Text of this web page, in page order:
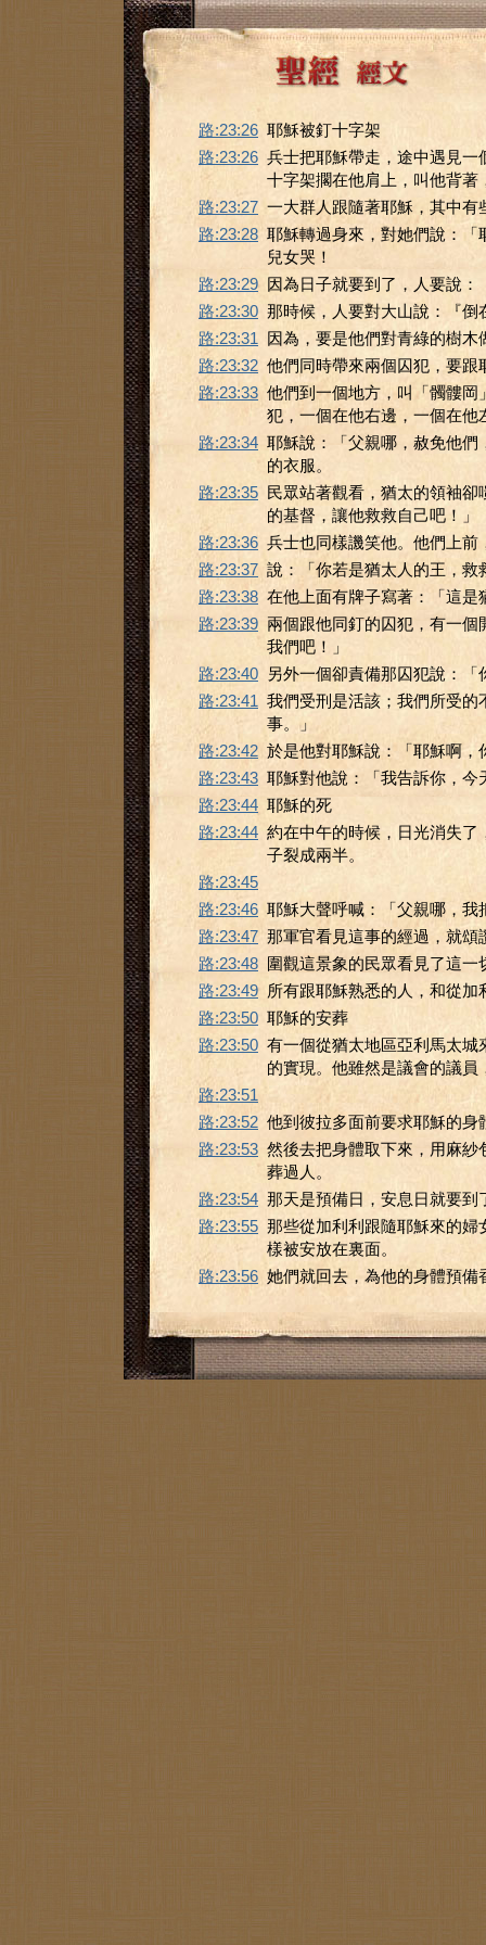
路:23:26 耶穌被釘十字架
路:23:26 兵士把耶穌帶走，途中遇見
十字架擱在他肩上，叫他背著
路:23:27 一大群人跟隨著耶穌，其中有
路:23:28 耶穌轉過身來，對她們說：
兒女哭！
路:23:29 因為日子就要到了，人要說
路:23:30 那時候，人要對大山說：『
路:23:31 因為，要是他們對青綠的樹
路:23:32 他們同時帶來兩個囚犯，要跟
路:23:33 他們到一個地方，叫「髑髏
犯，一個在他右邊，一個在他
路:23:34 耶穌說：「父親哪，赦免他
的衣服。
路:23:35 民眾站著觀看，猶太的領袖
的基督，讓他救救自己吧！」
路:23:36 兵士也同樣譏笑他。他們上前
路:23:37 說：「你若是猶太人的王，救
路:23:38 在他上面有牌子寫著：「這是
路:23:39 兩個跟他同釘的囚犯，有一
我們吧！」
路:23:40 另外一個卻責備那囚犯說：
路:23:41 我們受刑是活該；我們所受
事。」
路:23:42 於是他對耶穌說：「耶穌啊
路:23:43 耶穌對他說：「我告訴你，
路:23:44 耶穌的死
路:23:44 約在中午的時候，日光消失
子裂成兩半。
路:23:45
路:23:46 耶穌大聲呼喊：「父親哪，
路:23:47 那軍官看見這事的經過，就
路:23:48 圍觀這景象的民眾看見了這
路:23:49 所有跟耶穌熟悉的人，和從
路:23:50 耶穌的安葬
路:23:50 有一個從猶太地區亞利馬太
的實現。他雖然是議會的議
路:23:51
路:23:52 他到彼拉多面前要求耶穌的身
路:23:53 然後去把身體取下來，用麻
葬過人。
路:23:54 那天是預備日，安息日就要到
路:23:55 那些從加利利跟隨耶穌來的
樣被安放在裏面。
路:23:56 她們就回去，為他的身體預